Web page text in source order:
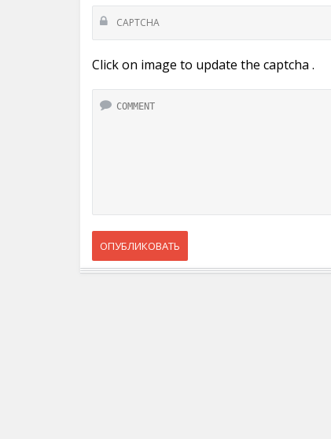
Click on image to update the captcha .